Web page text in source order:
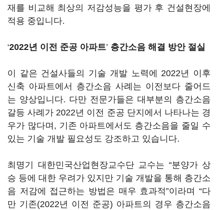
재를 비교해 최상의 저감성능을 평가 후 건설현장에
적용 중입니다.
‘2022년 이전 준공 아파트’ 층간소음 해결 방안 절실
이 같은 건설사들의 기술 개발 노력에 2022년 이후
신축 아파트에서 층간소음 사례는 이전보다 줄어드
는 양상입니다. 다만 전문가들은 대부분의 층간소음
갈등 사례가 2022년 이전 준공 단지에서 나타나는 경
우가 많다며, 기존 아파트에서도 층간소음을 줄일 수
있는 기술 개발 필요성도 강조하고 있습니다.
최명기 대한민국산업현장교수단 교수는 “분양가 상
승 등에 대한 우려가 있지만 기술 개발을 통해 층간소
음 저감에 접근하는 방법은 매우 효과적”이라며 “다
만 기존(2022년 이전 준공) 아파트의 경우 층간소음